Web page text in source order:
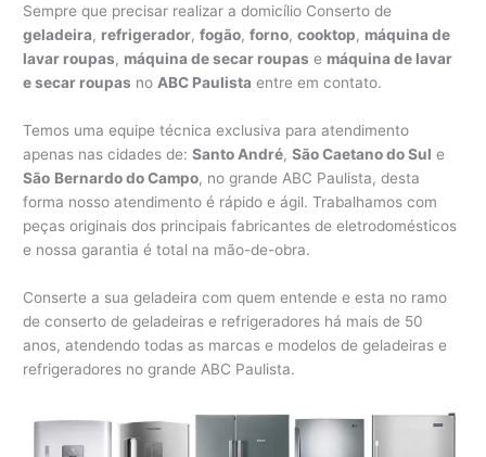
Sempre que precisar realizar a domicílio Conserto de
geladeira, refrigerador,fogão,forno,cooktop, máquina de
lavar roupas, máquina de secar roupas e máquina de lavar
e secar roupas noABC Paulista entre em contato.
Temos uma equipe técnica exclusiva para atendimento
apenas nas cidades de:Santo André,São Caetano do Sul e
São Bernardo do Campo, no grande ABC Paulista, desta
forma nosso atendimento é rápido e ágil. Trabalhamos com
peças originais dos principais fabricantes de eletrodomésticos
e nossa garantia é total na mão-de-obra.
Conserte a sua geladeira com quem entende e esta no ramo
de conserto de geladeiras e refrigeradores há mais de 50
anos, atendendo todas as marcas e modelos de geladeiras e
refrigeradores no grande ABC Paulista.